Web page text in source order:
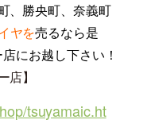
、勝央町、奈義町
ヤを売るなら是
にお越し下さい！
】
tsuyamaic.ht